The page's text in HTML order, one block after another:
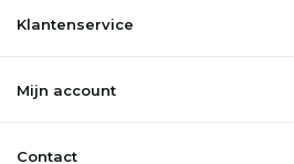
Klantenservice
Mijn account
Contact